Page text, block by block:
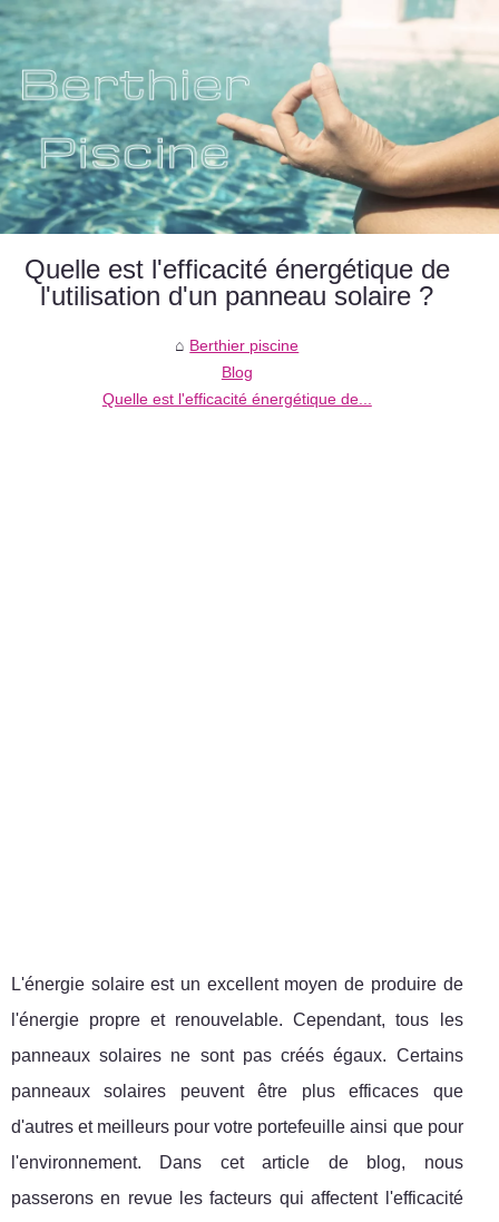
Quelle est l'efficacité énergétique de
l'utilisation d'un panneau solaire ?
Berthier piscine
Blog
Quelle est l'efficacité énergétique de...
L'énergie solaire est un excellent moyen de produire de
l'énergie propre et renouvelable. Cependant, tous les
panneaux solaires ne sont pas créés égaux. Certains
panneaux solaires peuvent être plus efficaces que
d'autres et meilleurs pour votre portefeuille ainsi que pour
l'environnement. Dans cet article de blog, nous
passerons en revue les facteurs qui affectent l'efficacité